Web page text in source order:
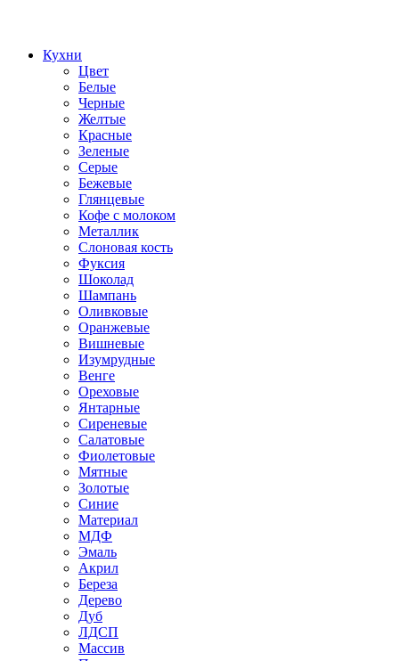
Кухни
Цвет
Белые
Черные
Желтые
Красные
Зеленые
Серые
Бежевые
Глянцевые
Кофе с молоком
Металлик
Слоновая кость
Фуксия
Шоколад
Шампань
Оливковые
Оранжевые
Вишневые
Изумрудные
Венге
Ореховые
Янтарные
Сиреневые
Салатовые
Фиолетовые
Мятные
Золотые
Синие
Материал
МДФ
Эмаль
Акрил
Береза
Дерево
Дуб
ЛДСП
Массив